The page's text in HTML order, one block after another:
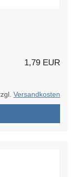
1,79 EUR
Versandkosten